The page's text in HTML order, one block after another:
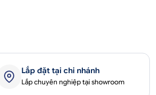
Lắp đặt tại chi nhánh
Lắp chuyên nghiệp tại showroom